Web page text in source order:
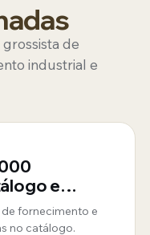
de
industrial e
e
fornecimento e
no catálogo.